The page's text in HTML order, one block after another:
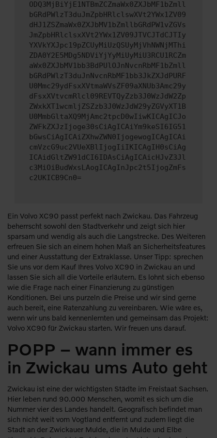
ODQ3MjBiYjE1NTBmZCZmaWx0ZXJbMF1bZmll
bGRdPWlzT3duJmZpbHRlclswXVt2YWx1ZV09
dHJ1ZSZmaWx0ZXJbMV1bZmllbGRdPW1vZGVs
JmZpbHRlclsxXVt2YWx1ZV09JTVCJTdCJTIy
YXVkYXJpc19pZCUyMiUzQSUyMjVhNWNjMThi
ZDA0Y2E5MDg5NDViYjYyMiUyMiU3RCU1RCZm
aWx0ZXJbMV1bb3BdPUlOJnNvcnRbMF1bZmll
bGRdPWlzT3duJnNvcnRbMF1bb3JkZXJdPURF
U0Mmc29ydFsxXVtmaWVsZF09aXNUb3Amc29y
dFsxXVtvcmRlcl09REVTQyZzb3J0WzJdW2Zp
ZWxkXT1wcmljZSZzb3J0WzJdW29yZGVyXT1B
U0MmbGltaXQ9MjAmc2tpcD0wIiwKICAgICJo
ZWFkZXJzIjoge30sCiAgICAiYm9keSI6IG51
bGwsCiAgICAiZXhwZWN0IjogewogICAgICAi
cmVzcG9uc2VUeXBlIjogIiIKICAgIH0sCiAg
ICAidGltZW91dCI6IDAsCiAgICAicHJvZ3Jl
c3MiOiBudWxsLAogICAgInJpc2t5IjogZmFs
c2UKICB9Cn0=
Ein Volvo XC90 passt perfekt nach Zwickau. Das Fahrzeug
beherrscht sowohl den Stadtverkehr und zeigt sich hier
sparsam und wendig als auch die Langstrecke. Des Weiteren
erfreuen Sie sich an einem hohen Maß an Sicherheitsfeatures
und einer Ausstattung der Extraklasse. Unser Tipp: sprechen
Sie uns vor dem Kauf Ihres Volvo XC90 in Zwickau an und
lassen Sie sich all die Vorteile erläutern. Es lohnt sich ebenso
wie die Frage nach einer Finanzierung zu günstigen
Konditionen. Bei uns purzeln die Preise und wir sind gerne
auch bereit, eine Ratenzahlung zu vereinbaren. Wie wäre es,
wenn wir uns bald kennenlernten und gemeinsam das Projekt:
Volvo XC90 für Zwickau starten. Wir freuen uns darauf.
POPP – wann immer es
in Zwickau ums Auto geht
Zwickau ist eine der wichtigsten Städte im Freistaat Sachsen.
Hier leben rund 90.000 Menschen, womit es sich um die
Nummer vier des Landes handelt. Geografisch befindet man
sich nicht weit vom Vogtland entfernt und zudem liegt die
Stadt an der Zwickauer Mulde, die in Mulde und Elbe